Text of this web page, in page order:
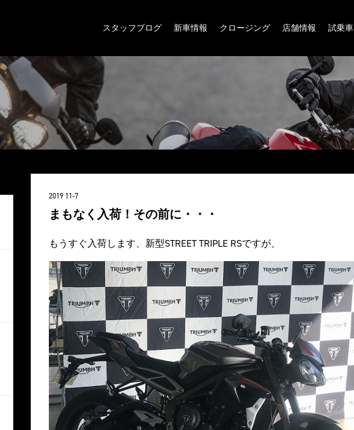
スタッフブログ 新車情報 クロージング 店舗情報 試乗車
2019 11-7
まもなく入荷！その前に・・・
もうすぐ入荷します、新型STREET TRIPLE RSですが、